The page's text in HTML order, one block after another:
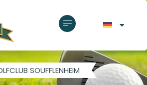
SOUFFLENHEIM